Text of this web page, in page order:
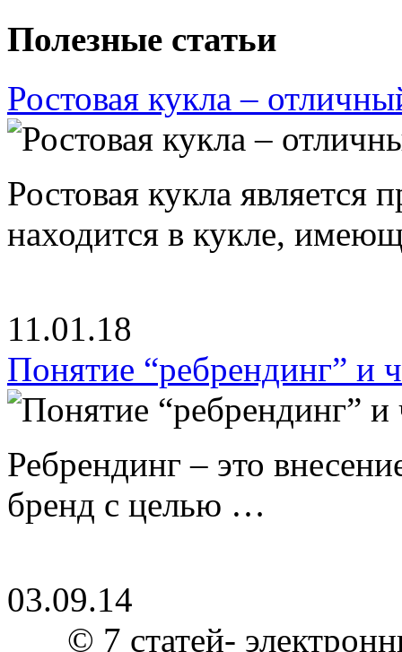
Полезные статьи
Ростовая кукла –
Ростовая кукла является
находится в кукле,
11.01.18
Понятие “ребрендинг” и
Ребрендинг – это
бренд с целью …
03.09.14
© 7 статей-